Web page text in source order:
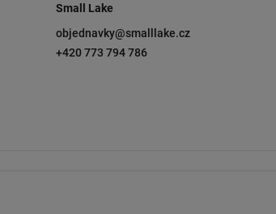
Small Lake
objednavky@smalllake.cz
+420 773 794 786